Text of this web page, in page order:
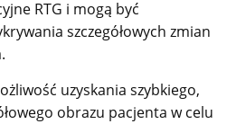
RTG i mogą być
szczegółowych zmian
uzyskania szybkiego,
obrazu pacjenta w celu